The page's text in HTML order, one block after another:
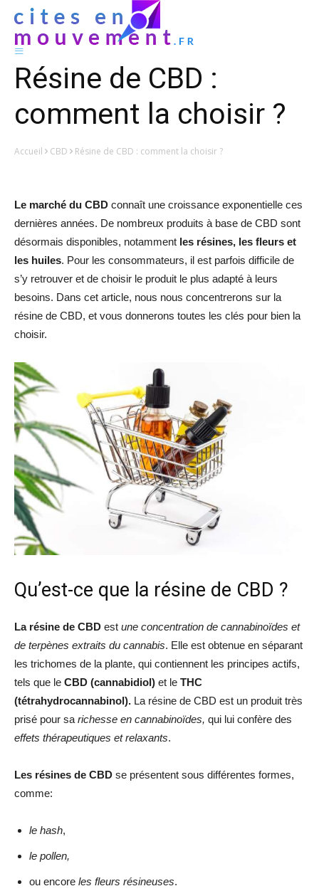
Résine de CBD :
comment la choisir ?
Accueil CBD Résine de CBD : comment la choisir ?
Le marché du CBD connaît une croissance exponentielle ces
dernières années. De nombreux produits à base de CBD sont
désormais disponibles, notamment les résines, les fleurs et
les huiles. Pour les consommateurs, il est parfois difficile de
s’y retrouver et de choisir le produit le plus adapté à leurs
besoins. Dans cet article, nous nous concentrerons sur la
résine de CBD, et vous donnerons toutes les clés pour bien la
choisir.
Qu’est-ce que la résine de CBD ?
La résine de CBD est une concentration de cannabinoïdes et
de terpènes extraits du cannabis. Elle est obtenue en séparant
les trichomes de la plante, qui contiennent les principes actifs,
tels que le CBD (cannabidiol) et le THC
(tétrahydrocannabinol). La résine de CBD est un produit très
prisé pour sa richesse en cannabinoïdes, qui lui confère des
effets thérapeutiques et relaxants.
Les résines de CBD se présentent sous différentes formes,
comme:
le hash,
le pollen,
ou encore les fleurs résineuses.